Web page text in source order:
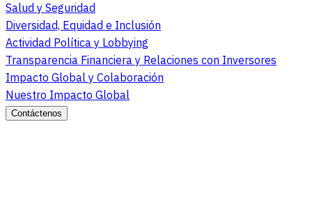
Salud y Seguridad
Diversidad, Equidad e Inclusión
Actividad Política y Lobbying
Transparencia Financiera y Relaciones con Inversores
Impacto Global y Colaboración
Nuestro Impacto Global
Contáctenos